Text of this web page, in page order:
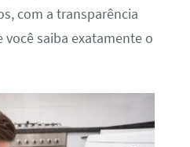
com a transparência
você saiba exatamente o